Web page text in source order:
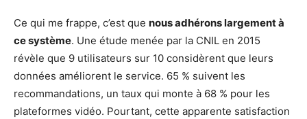
Ce qui me frappe, c’est que nous adhérons largement à
ce système. Une étude menée par la CNIL en 2015
révèle que 9 utilisateurs sur 10 considèrent que leurs
données améliorent le service. 65 % suivent les
recommandations, un taux qui monte à 68 % pour les
plateformes vidéo. Pourtant, cette apparente satisfaction